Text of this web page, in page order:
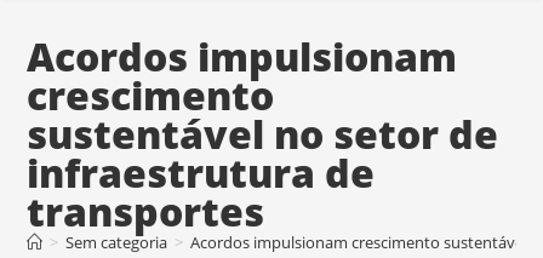
Acordos impulsionam
crescimento
sustentável no setor de
infraestrutura de
transportes
> Sem categoria > Acordos impulsionam crescimento sustentável